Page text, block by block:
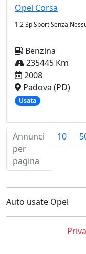
Opel Corsa
1.2 3p Sport Senza
Benzina
235445 Km
2008
Padova (PD)
Usata
Annunci
per
pagina
10
Auto usate Opel